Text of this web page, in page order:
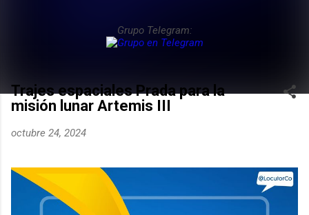
Grupo Telegram:
Trajes espaciales Prada para la
misión lunar Artemis III
octubre 24, 2024